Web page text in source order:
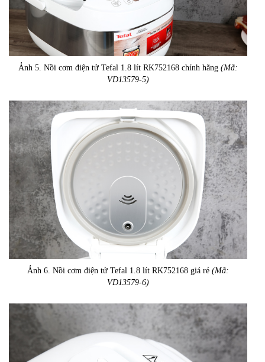
Ảnh 5. Nồi cơm điện tử Tefal 1.8 lít RK752168 chính hãng (Mã:
VD13579-5)
Ảnh 6. Nồi cơm điện tử Tefal 1.8 lít RK752168 giá rẻ (Mã:
VD13579-6)